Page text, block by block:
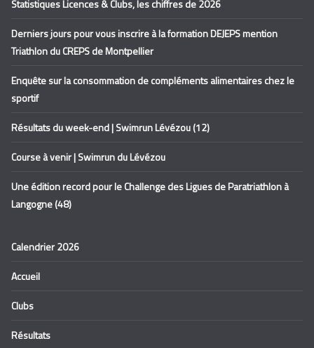
Statistiques Licences & Clubs, les chiffres de 2026
Derniers jours pour vous inscrire à la formation DEJEPS mention
Triathlon du CREPS de Montpellier
Enquête sur la consommation de compléments alimentaires chez le
sportif
Résultats du week-end | Swimrun Lévézou (12)
Course à venir | Swimrun du Lévézou
Une édition record pour le Challenge des Ligues de Paratriathlon à
Langogne (48)
Calendrier 2026
Accueil
Clubs
Résultats